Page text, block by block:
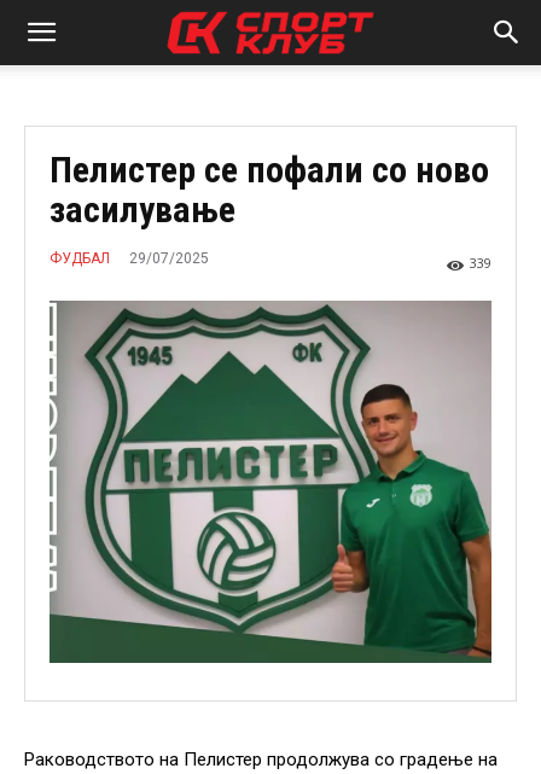
Пелистер се пофали со ново
засилување
ФУДБАЛ 29/07/2025 339
Раководството на Пелистер продолжува со градење на